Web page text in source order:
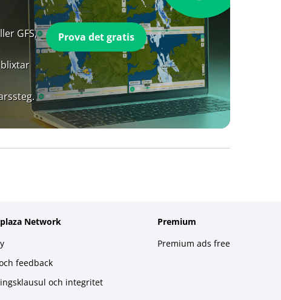
GFS,
Prova det gratis
Network
feedback
och integritet
Premium
Premium ads free